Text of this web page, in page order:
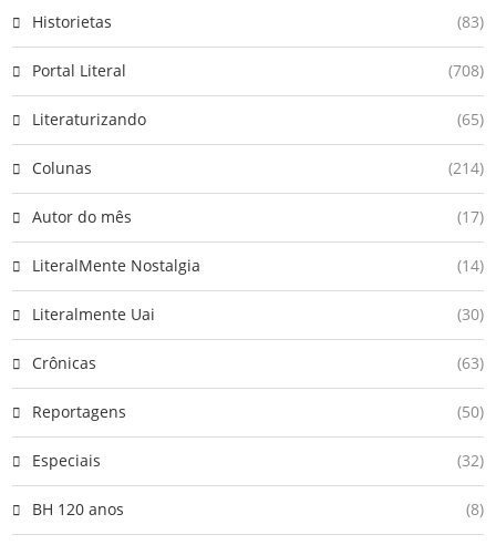
Historietas (83)
Portal Literal (708)
Literaturizando (65)
Colunas (214)
Autor do mês (17)
LiteralMente Nostalgia (14)
Literalmente Uai (30)
Crônicas (63)
Reportagens (50)
Especiais (32)
BH 120 anos (8)